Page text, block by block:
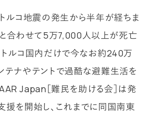
ルコ地震の発生から半年が経ちま
と合わせて5万7,000人以上が死亡
トルコ国内だけで今なお約240万
テナやテントで過酷な避難生活を
Japan［難民を助ける会］は発
援を開始し、これまでに同国南東